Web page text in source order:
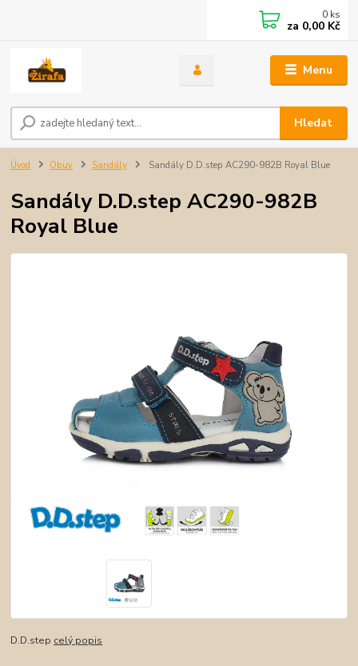
Menu
Hledat
0 ks
za 0,00 Kč
Úvod Obuv Sandály Sandály D.D.step AC290-982B Royal Blue
Sandály D.D.step AC290-982B
Royal Blue
D.D.step celý popis